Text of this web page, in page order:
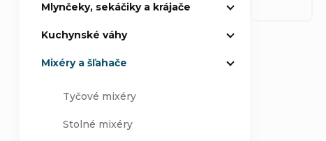
Mlynčeky, sekáčiky a krájače
Kuchynské váhy
Mixéry a šľahače
Tyčové mixéry
Stolné mixéry